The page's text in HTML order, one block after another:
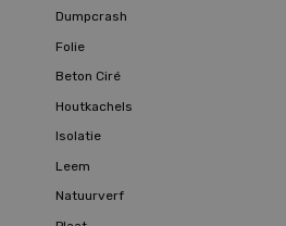
Dumpcrash
Folie
Beton Ciré
Houtkachels
Isolatie
Leem
Natuurverf